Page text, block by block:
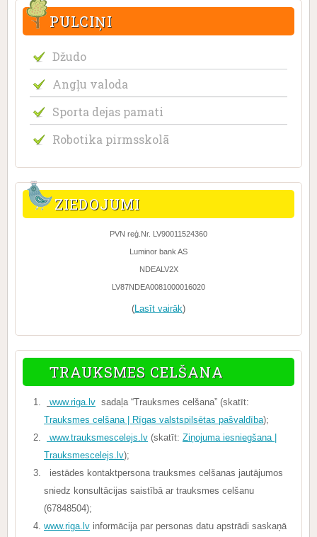
PULCIŅI
Džudo
Angļu valoda
Sporta dejas pamati
Robotika pirmsskolā
ZIEDOJUMI
PVN reģ.Nr. LV90011524360
Luminor bank AS
NDEALV2X
LV87NDEA0081000016020
(Lasīt vairāk)
TRAUKSMES CELŠANA
www.riga.lv sadaļa “Trauksmes celšana” (skatīt:
Trauksmes celšana | Rīgas valstspilsētas pašvaldība);
www.trauksmescelejs.lv (skatīt: Ziņojuma iesniegšana |
Trauksmescelejs.lv);
iestādes kontaktpersona trauksmes celšanas jautājumos
sniedz konsultācijas saistībā ar trauksmes celšanu
(67848504);
www.riga.lv informācija par personas datu apstrādi saskaņā